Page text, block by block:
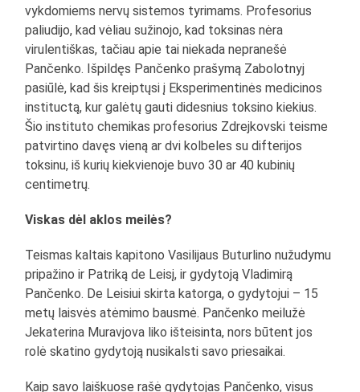
vykdomiems nervų sistemos tyrimams. Profesorius
paliudijo, kad vėliau sužinojo, kad toksinas nėra
virulentiškas, tačiau apie tai niekada nepranešė
Pančenko. Išpildęs Pančenko prašymą Zabolotnyj
pasiūlė, kad šis kreiptųsi į Eksperimentinės medicinos
instituctą, kur galėtų gauti didesnius toksino kiekius.
Šio instituto chemikas profesorius Zdrejkovski teisme
patvirtino davęs vieną ar dvi kolbeles su difterijos
toksinu, iš kurių kiekvienoje buvo 30 ar 40 kubinių
centimetrų.
Viskas dėl aklos meilės?
Teismas kaltais kapitono Vasilijaus Buturlino nužudymu
pripažino ir Patriką de Leisį, ir gydytoją Vladimirą
Pančenko. De Leisiui skirta katorga, o gydytojui – 15
metų laisvės atėmimo bausmė. Pančenko meilužė
Jekaterina Muravjova liko išteisinta, nors būtent jos
rolė skatino gydytoją nusikalsti savo priesaikai.
Kaip savo laiškuose rašė gydytojas Pančenko, visus